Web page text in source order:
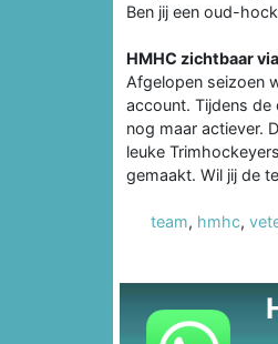
Ben jij een oud-
HMHC zichtbaar
Afgelopen seizoen
account. Tijdens de
nog maar actiever.
leuke
gemaakt. Wil jij de
team, hmhc,